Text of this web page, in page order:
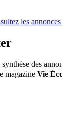
les
des
magazine Vie